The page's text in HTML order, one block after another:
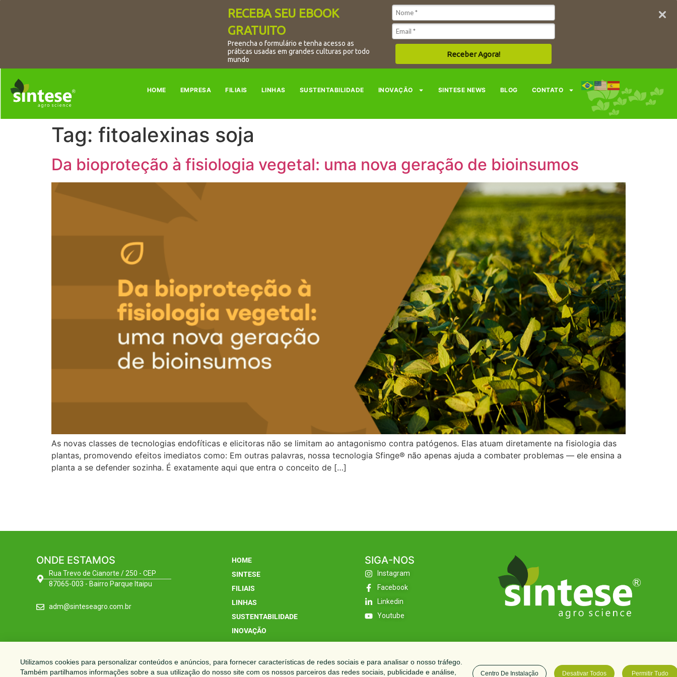
RECEBA SEU EBOOK
GRATUITO
Preencha o formulário e tenha acesso as
práticas usadas em grandes culturas por todo
mundo
Receber Agora!
HOME EMPRESA FILIAIS LINHAS SUSTENTABILIDADE INOVAÇÃO SINTESE NEWS BLOG CONTATO
Tag: fitoalexinas soja
Da bioproteção à fisiologia vegetal: uma nova geração de bioinsumos
As novas classes de tecnologias endofíticas e elicitoras não se limitam ao antagonismo contra patógenos. Elas atuam diretamente na fisiologia das
plantas, promovendo efeitos imediatos como: Em outras palavras, nossa tecnologia Sfinge® não apenas ajuda a combater problemas — ele ensina a
planta a se defender sozinha. É exatamente aqui que entra o conceito de […]
ONDE ESTAMOS
Rua Trevo de Cianorte / 250 - CEP
87065-003 - Bairro Parque Itaipu
adm@sinteseagro.com.br
HOME
SINTESE
FILIAIS
LINHAS
SUSTENTABILIDADE
INOVAÇÃO
SIGA-NOS
Instagram
Facebook
Linkedin
Youtube
Utilizamos cookies para personalizar conteúdos e anúncios, para fornecer características de redes sociais e para analisar o nosso tráfego.
Também partilhamos informações sobre a sua utilização do nosso site com os nossos parceiros das redes sociais, publicidade e análise,
Centro De Instalação Desativar Todos Permitir Tudo